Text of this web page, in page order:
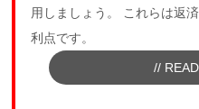
用しましょう。 これらは返
利点です。
//